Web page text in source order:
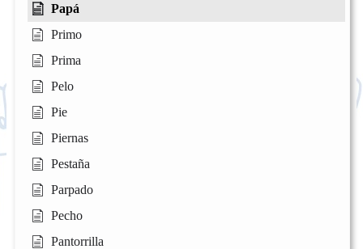
Papá
Primo
Prima
Pelo
Pie
Piernas
Pestaña
Parpado
Pecho
Pantorrilla